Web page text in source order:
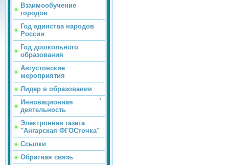
Взаимообучение
городов
Год единства народов
России
Год дошкольного
образования
Августовские
мероприятия
Лидер в образовании
Инновационная
деятельность
Электронная газета
"Ангарская ФГОСточка"
Ссылки
Обратная связь